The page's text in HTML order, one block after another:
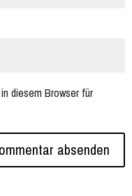
diesem Browser für